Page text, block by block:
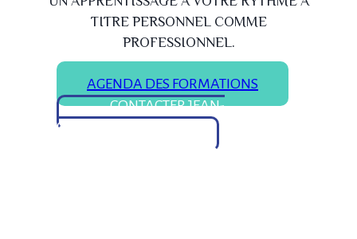
TITRE PERSONNEL COMME
PROFESSIONNEL.
AGENDA DES FORMATIONS
CONTACTER JEAN-
CHRISTOPHE ➜